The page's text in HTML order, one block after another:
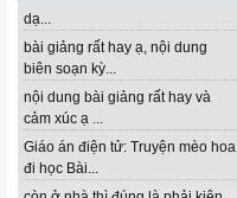
dạ...
bài giảng rất hay ạ, nội dung
biên soạn kỳ...
nội dung bài giảng rất hay và
cảm xúc ạ ...
Giáo án điện tử: Truyện mèo hoa
đi học Bài...